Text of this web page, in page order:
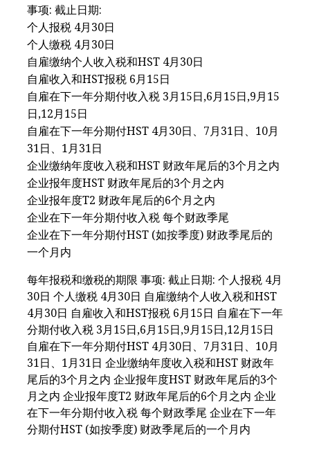
事项: 截止日期:
个人报税 4月30日
个人缴税 4月30日
自雇缴纳个人收入税和HST 4月30日
自雇收入和HST报税 6月15日
自雇在下一年分期付收入税 3月15日,6月15日,9月15
日,12月15日
自雇在下一年分期付HST 4月30日、7月31日、10月
31日、1月31日
企业缴纳年度收入税和HST 财政年尾后的3个月之内
企业报年度HST 财政年尾后的3个月之内
企业报年度T2 财政年尾后的6个月之内
企业在下一年分期付收入税 每个财政季尾
企业在下一年分期付HST (如按季度) 财政季尾后的
一个月内
每年报税和缴税的期限 事项: 截止日期: 个人报税 4月
30日 个人缴税 4月30日 自雇缴纳个人收入税和HST
4月30日 自雇收入和HST报税 6月15日 自雇在下一年
分期付收入税 3月15日,6月15日,9月15日,12月15日
自雇在下一年分期付HST 4月30日、7月31日、10月
31日、1月31日 企业缴纳年度收入税和HST 财政年
尾后的3个月之内 企业报年度HST 财政年尾后的3个
月之内 企业报年度T2 财政年尾后的6个月之内 企业
在下一年分期付收入税 每个财政季尾 企业在下一年
分期付HST (如按季度) 财政季尾后的一个月内